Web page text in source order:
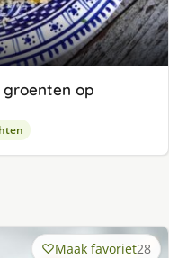
op
Maak favoriet28